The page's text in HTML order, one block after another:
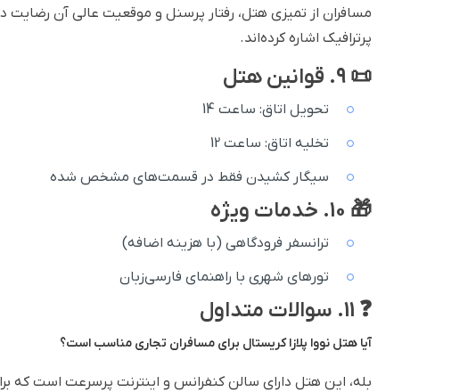
مسافران از تمیزی هتل، رفتار پرسنل و موقعیت عالی آن
پرترافیک اشاره کرده‌اند.
📜 9. قوانین هتل
تحویل اتاق: ساعت 14
تخلیه اتاق: ساعت 12
سیگار کشیدن فقط در قسمت‌های مشخص شده
🎁 10. خدمات ویژه
ترانسفر فرودگاهی (با هزینه اضافه)
تورهای شهری با راهنمای فارسی‌زبان
❓ 11. سوالات متداول
آیا هتل نووا پلازا کریستال برای مسافران تجاری مناسب است؟
بله، این هتل دارای سالن کنفرانس و اینترنت پرسرعت است که